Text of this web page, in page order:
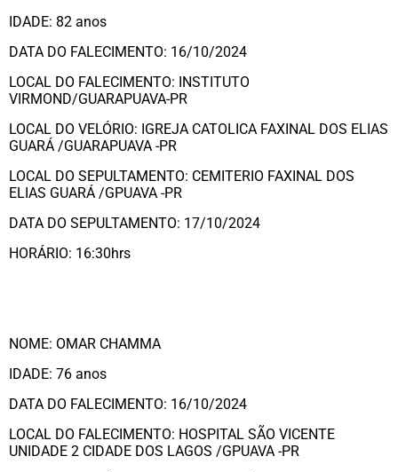
IDADE: 82 anos
DATA DO FALECIMENTO: 16/10/2024
LOCAL DO FALECIMENTO: INSTITUTO
VIRMOND/GUARAPUAVA-PR
LOCAL DO VELÓRIO: IGREJA CATOLICA FAXINAL DOS ELIAS
GUARÁ /GUARAPUAVA -PR
LOCAL DO SEPULTAMENTO: CEMITERIO FAXINAL DOS
ELIAS GUARÁ /GPUAVA -PR
DATA DO SEPULTAMENTO: 17/10/2024
HORÁRIO: 16:30hrs
NOME: OMAR CHAMMA
IDADE: 76 anos
DATA DO FALECIMENTO: 16/10/2024
LOCAL DO FALECIMENTO: HOSPITAL SÃO VICENTE
UNIDADE 2 CIDADE DOS LAGOS /GPUAVA -PR